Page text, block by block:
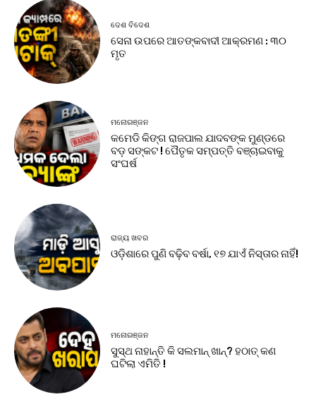
ଦେଶ ବିଦେଶ
ସେନା ଉପରେ ଆତଙ୍କବାଦୀ ଆକ୍ରମଣ : ୩୦
ମୃତ
ମନୋରଞ୍ଜନ
କମେଡି କିଙ୍ଗ ରାଜପାଲ ଯାଦବଙ୍କ ମୁଣ୍ଡରେ
ବଡ଼ ସଙ୍କଟ ! ପୈତୃକ ସମ୍ପତ୍ତି ବଞ୍ଚାଇବାକୁ
ସଂଘର୍ଷ
ରାଜ୍ୟ ଖବର
ଓଡ଼ିଶାରେ ପୁଣି ବଢ଼ିବ ବର୍ଷା, ୧୭ ଯାଏଁ ନିସ୍ତାର ନାହିଁ!
ମନୋରଞ୍ଜନ
ସୁସ୍ଥ ନାହାନ୍ତି କି ସଲମାନ୍ ଖାନ୍? ହଠାତ୍ କଣ
ଘଟିଲା ଏମିତି !